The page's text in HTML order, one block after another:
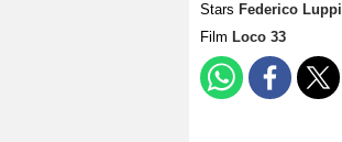
Stars Federico Luppi
Film Loco 33